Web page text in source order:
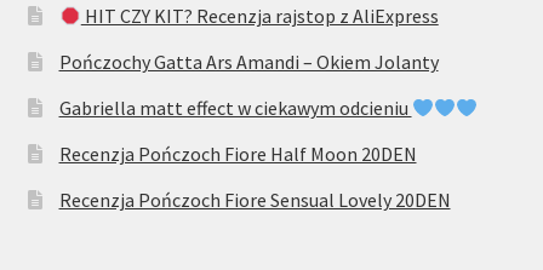
HIT CZY KIT? Recenzja rajstop z AliExpress
Pończochy Gatta Ars Amandi – Okiem Jolanty
Gabriella matt effect w ciekawym odcieniu
Recenzja Pończoch Fiore Half Moon 20DEN
Recenzja Pończoch Fiore Sensual Lovely 20DEN